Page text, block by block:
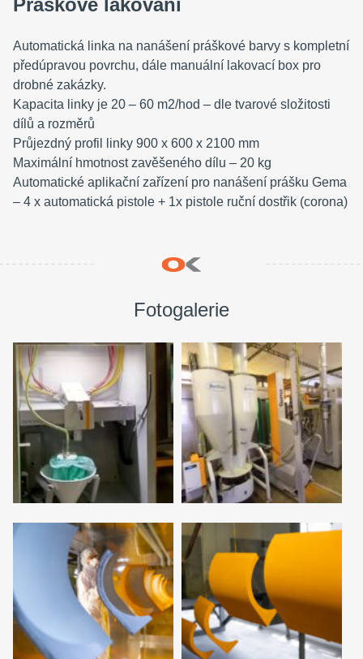
Automatická linka na nanášení práškové barvy s kompletní
předúpravou povrchu, dále manuální lakovací box pro
drobné zakázky.
Kapacita linky je 20 – 60 m2/hod – dle tvarové složitosti
dílů a rozměrů
Průjezdný profil linky 900 x 600 x 2100 mm
Maximální hmotnost zavěšeného dílu – 20 kg
Automatické aplikační zařízení pro nanášení prášku Gema
– 4 x automatická pistole + 1x pistole ruční dostřik (corona)
Fotogalerie